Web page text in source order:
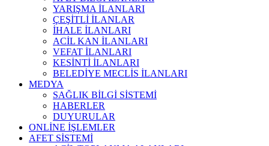
YARIŞMA İLANLARI
ÇEŞİTLİ İLANLAR
İHALE İLANLARI
ACİL KAN İLANLARI
VEFAT İLANLARI
KESİNTİ İLANLARI
BELEDİYE MECLİS İLANLARI
MEDYA
SAĞLIK BİLGİ SİSTEMİ
HABERLER
DUYURULAR
ONLİNE İŞLEMLER
AFET SİSTEMİ